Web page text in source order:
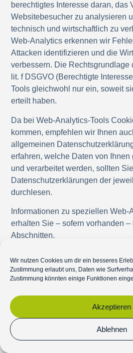
Wir nutzen Cookies um dir ein besseres
Zustimmung erlaubt uns, Daten wie
Zustimmung könnten einige Funktionen
Akzeptieren
Ablehnen
berechtigtes Interesse daran, das
Websitebesucher zu analysieren
technisch und wirtschaftlich zu
Web-Analytics erkennen wir
Attacken identifizieren und die
verbessern. Die Rechtsgrundlage
lit. f DSGVO (Berechtigte
Tools gleichwohl nur ein, soweit
erteilt haben.
Da bei Web-Analytics-Tools
kommen, empfehlen wir Ihnen
allgemeinen
erfahren, welche Daten von Ihnen
und verarbeitet werden, sollten
Datenschutzerklärungen der
durchlesen.
Informationen zu speziellen Web-
erhalten Sie – sofern vorhanden
Abschnitten.
Google Analytics
Google Analytics
👥 Betroffene: Besucher der